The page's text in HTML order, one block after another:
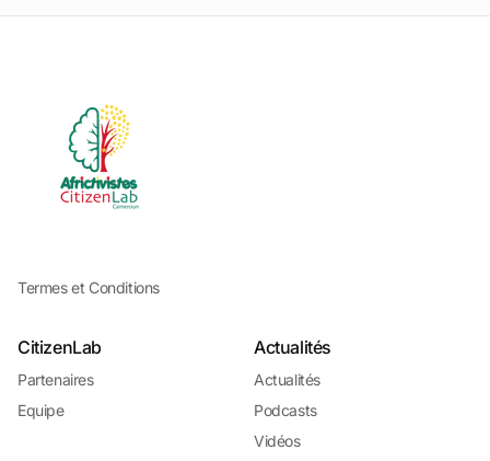
Termes et Conditions
CitizenLab
Partenaires
Equipe
Actualités
Actualités
Podcasts
Vidéos